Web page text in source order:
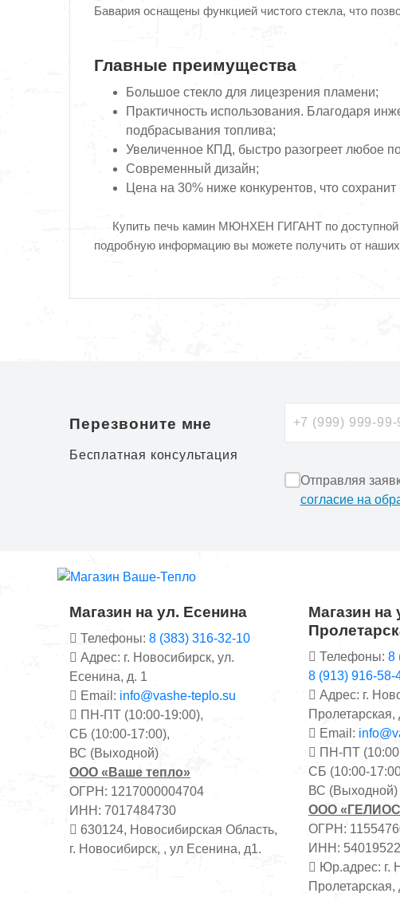
Бавария оснащены функцией чистого стекла, что
Главные преимущества
Большое стекло для лицезрения пламени;
Практичность использования. Благодаря
подбрасывания топлива;
Увеличенное КПД, быстро разогреет любое
Современный дизайн;
Цена на 30% ниже конкурентов, что
Купить печь камин МЮНХЕН ГИГАНТ по доступной
подробную информацию вы можете получить от
Перезвоните мне
Бесплатная консультация
Отправляя
согласие на
Магазин на ул. Есенина
Телефоны: 8 (383) 316-32-10
Адрес: г. Новосибирск, ул.
Есенина, д. 1
Email: info@vashe-teplo.su
ПН-ПТ (10:00-19:00),
СБ (10:00-17:00),
ВС (Выходной)
ООО «Ваше тепло»
ОГРН: 1217000004704
ИНН: 7017484730
630124, Новосибирская Область,
г. Новосибирск, , ул Есенина, д1.
Магазин на
Телефоны: 8
8 (913) 916-58-
Адрес: г.
Пролетарская,
Email:
ПН-ПТ
СБ (10:00-
ВС (Выходной)
ООО
ОГРН:
ИНН:
Юр.адрес: г.